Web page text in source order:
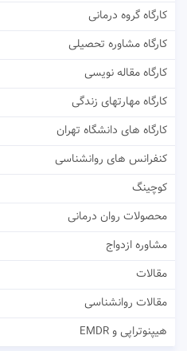
کارگاه گروه درمانی
کارگاه مشاوره تحصیلی
کارگاه مقاله نویسی
کارگاه مهارتهای زندگی
کارگاه های دانشگاه تهران
کنفرانس های روانشناسی
کوچینگ
محصولات روان درمانی
مشاوره ازدواج
مقالات
مقالات روانشناسی
هیپنوتراپی و EMDR